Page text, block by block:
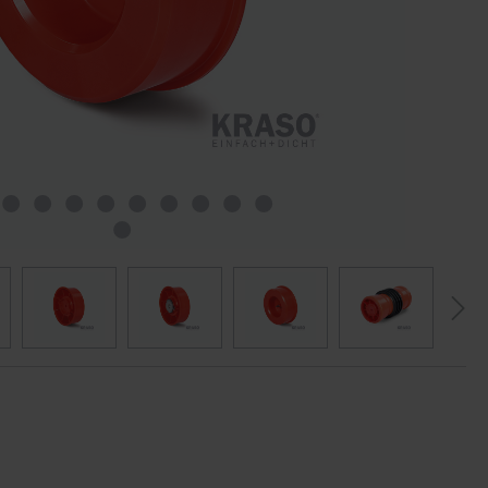
Sternrohre
Fugenblech ZVB
Formstücke
Klemmkonstruktionen